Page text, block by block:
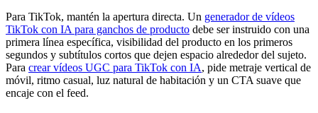
Para TikTok, mantén la apertura directa. Un generador de vídeos
TikTok con IA para ganchos de producto debe ser instruido con una
primera línea específica, visibilidad del producto en los primeros
segundos y subtítulos cortos que dejen espacio alrededor del sujeto.
Para crear vídeos UGC para TikTok con IA, pide metraje vertical de
móvil, ritmo casual, luz natural de habitación y un CTA suave que
encaje con el feed.